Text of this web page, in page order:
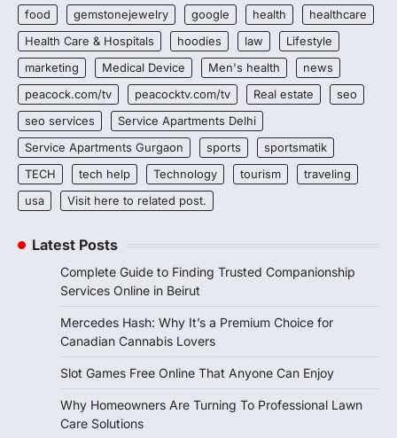
food
gemstonejewelry google health
healthcare
Health Care & Hospitals
hoodies law
Lifestyle
marketing
Medical Device Men's health
news
peacock.com/tv
peacocktv.com/tv Real estate
seo
seo services
Service Apartments Delhi
Service Apartments Gurgaon
sports
sportsmatik
TECH
tech help Technology tourism
traveling
usa
Visit here to related post.
Latest Posts
Complete Guide to Finding Trusted Companionship
Services Online in Beirut
Mercedes Hash: Why It’s a Premium Choice for
Canadian Cannabis Lovers
Slot Games Free Online That Anyone Can Enjoy
Why Homeowners Are Turning To Professional Lawn
Care Solutions